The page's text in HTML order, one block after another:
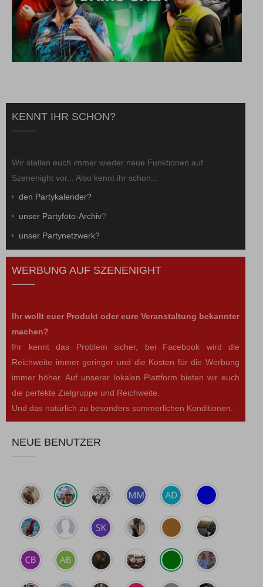
KENNT IHR SCHON?
Wir stellen euch immer wieder neue Funktionen auf
Szenenight vor... Also kennt ihr schon...
den Partykalender?
unser Partyfoto-Archiv?
unser Partynetzwerk?
WERBUNG AUF SZENENIGHT
Ihr wollt euer Produkt oder eure Veranstaltung bekannter
machen?
Ihr kennt das Problem sicher, bei Facebook wird die
Reichweite immer geringer und die Kosten für die Werbung
immer höher. Auf unserer lokalen Plattform bieten wir euch
die perfekte Zielgruppe und Reichweite.
Und das natürlich zu besonders sommerlichen Konditionen.
NEUE BENUTZER